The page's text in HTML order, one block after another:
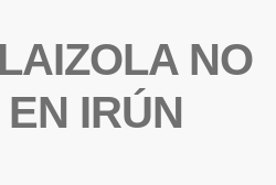
NO
IRÚN